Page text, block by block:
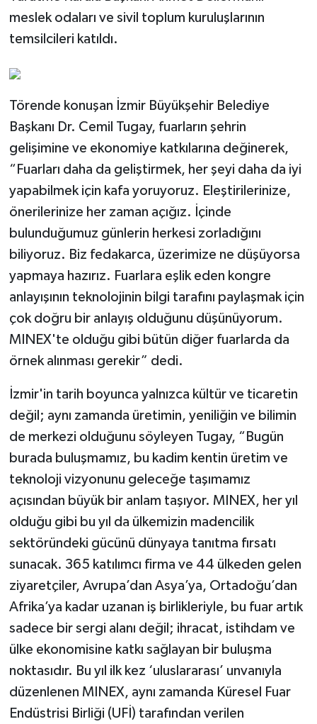
meslek odaları ve sivil toplum kuruluşlarının
temsilcileri katıldı.
Törende konuşan İzmir Büyükşehir Belediye
Başkanı Dr. Cemil Tugay, fuarların şehrin
gelişimine ve ekonomiye katkılarına değinerek,
“Fuarları daha da geliştirmek, her şeyi daha da iyi
yapabilmek için kafa yoruyoruz. Eleştirilerinize,
önerilerinize her zaman açığız. İçinde
bulunduğumuz günlerin herkesi zorladığını
biliyoruz. Biz fedakarca, üzerimize ne düşüyorsa
yapmaya hazırız. Fuarlara eşlik eden kongre
anlayışının teknolojinin bilgi tarafını paylaşmak için
çok doğru bir anlayış olduğunu düşünüyorum.
MINEX'te olduğu gibi bütün diğer fuarlarda da
örnek alınması gerekir” dedi.
İzmir'in tarih boyunca yalnızca kültür ve ticaretin
değil; aynı zamanda üretimin, yeniliğin ve bilimin
de merkezi olduğunu söyleyen Tugay, “Bugün
burada buluşmamız, bu kadim kentin üretim ve
teknoloji vizyonunu geleceğe taşımamız
açısından büyük bir anlam taşıyor. MINEX, her yıl
olduğu gibi bu yıl da ülkemizin madencilik
sektöründeki gücünü dünyaya tanıtma fırsatı
sunacak. 365 katılımcı firma ve 44 ülkeden gelen
ziyaretçiler, Avrupa’dan Asya’ya, Ortadoğu’dan
Afrika’ya kadar uzanan iş birlikleriyle, bu fuar artık
sadece bir sergi alanı değil; ihracat, istihdam ve
ülke ekonomisine katkı sağlayan bir buluşma
noktasıdır. Bu yıl ilk kez ‘uluslararası’ unvanıyla
düzenlenen MINEX, aynı zamanda Küresel Fuar
Endüstrisi Birliği (UFİ) tarafından verilen